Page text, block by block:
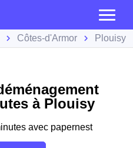
Côtes-d'Armor Plouisy